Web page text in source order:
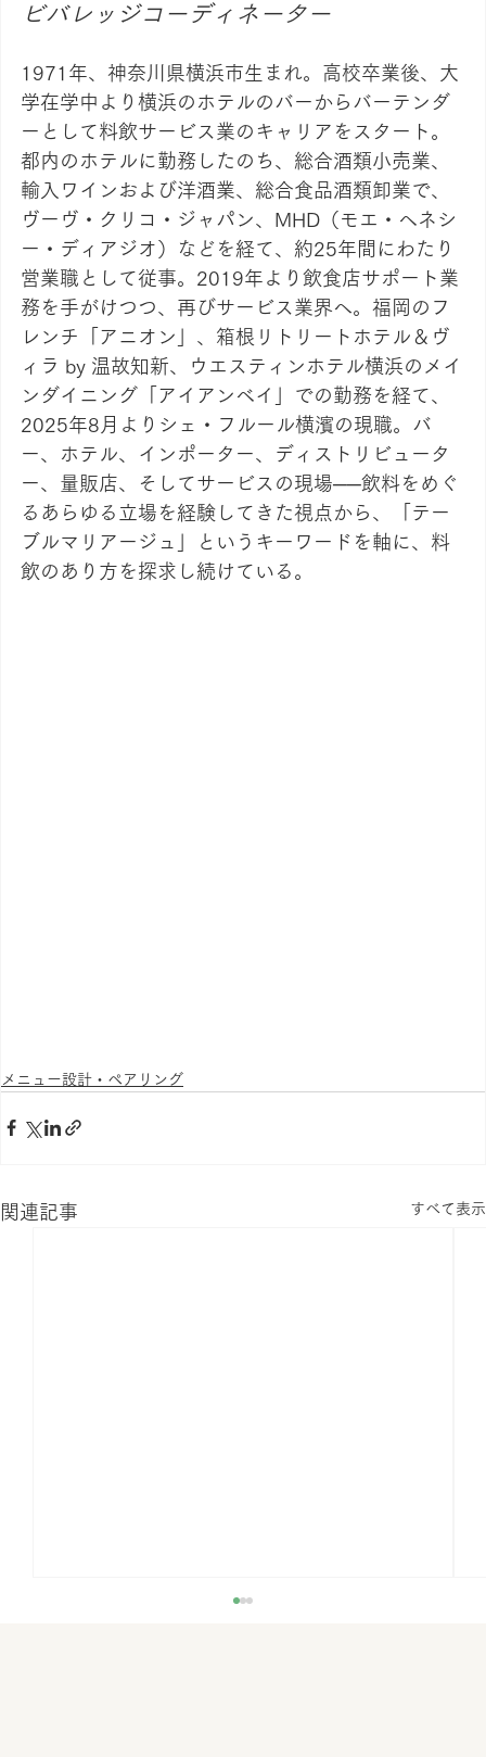
ビバレッジコーディネーター
1971年、神奈川県横浜市生まれ。高校卒業後、大
学在学中より横浜のホテルのバーからバーテンダ
ーとして料飲サービス業のキャリアをスタート。
都内のホテルに勤務したのち、総合酒類小売業、
輸入ワインおよび洋酒業、総合食品酒類卸業で、
ヴーヴ・クリコ・ジャパン、MHD（モエ・ヘネシ
ー・ディアジオ）などを経て、約25年間にわたり
営業職として従事。2019年より飲食店サポート業
務を手がけつつ、再びサービス業界へ。福岡のフ
レンチ「アニオン」、箱根リトリートホテル＆ヴ
ィラ by 温故知新、ウエスティンホテル横浜のメイ
ンダイニング「アイアンベイ」での勤務を経て、
2025年8月よりシェ・フルール横濱の現職。バ
ー、ホテル、インポーター、ディストリビュータ
ー、量販店、そしてサービスの現場──飲料をめぐ
るあらゆる立場を経験してきた視点から、「テー
ブルマリアージュ」というキーワードを軸に、料
飲のあり方を探求し続けている。
メニュー設計・ペアリング
関連記事 すべて表示